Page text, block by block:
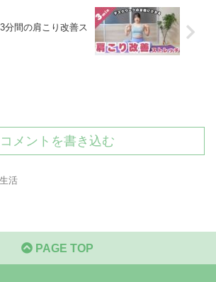
分間の肩こり改善ス
コメントを書き込む
活
PAGE TOP